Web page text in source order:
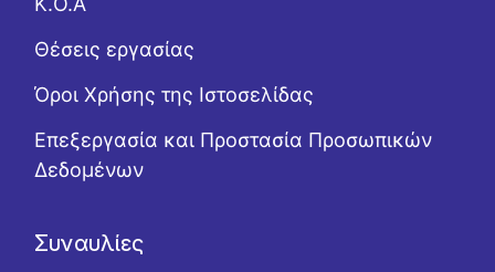
Θέσεις εργασίας
Όροι Χρήσης της Ιστοσελίδας
Επεξεργασία και Προστασία Προσωπικών
Δεδομένων
Συναυλίες